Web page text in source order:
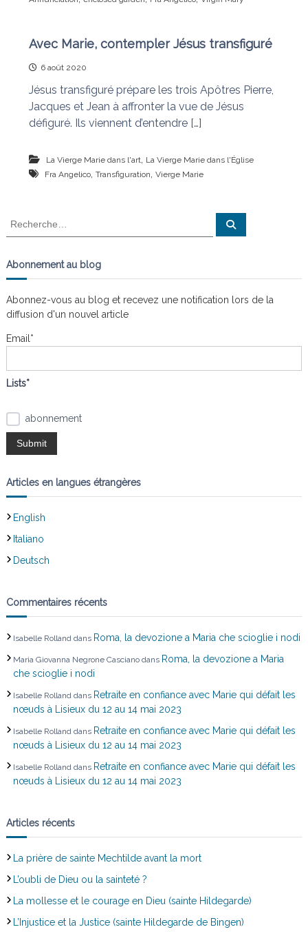
Avec Marie, contempler Jésus transfiguré
6 août 2020
Jésus transfiguré prépare les trois Apôtres Pierre,
Jacques et Jean à affronter la vue de Jésus
défiguré. Ils viennent d’entendre […]
La Vierge Marie dans l'art, La Vierge Marie dans l'Église
Fra Angelico, Transfiguration Vierge Marie
R
h
e
c
h
e
r
R
c
r
Abonnement au blog
Abonnez-vous au blog et recevez une notification lors de la
diffusion d'un nouvel article
Email*
Lists*
abonnement
Articles en langues étrangères
English
Italiano
Deutsch
Commentaires récents
Isabelle Rolland dans Roma, la devozione a Maria che scioglie i nodi
Maria Giovanna Negrone Cascianodans Roma, la devozione a Maria
che scioglie i nodi
Isabelle Rolland dans Retraite en confiance avec Marie qui défait les
nœuds à Lisieux du 12 au 14 mai 2023
Isabelle Rolland dans Retraite en confiance avec Marie qui défait les
nœuds à Lisieux du 12 au 14 mai 2023
Isabelle Rolland dans Retraite en confiance avec Marie qui défait les
nœuds à Lisieux du 12 au 14 mai 2023
Articles récents
La prière de sainte Mechtilde avant la mort
L’oubli de Dieu ou la sainteté ?
La mollesse et le courage en Dieu (sainte Hildegarde)
L’Injustice et la Justice (sainte Hildegarde de Bingen)